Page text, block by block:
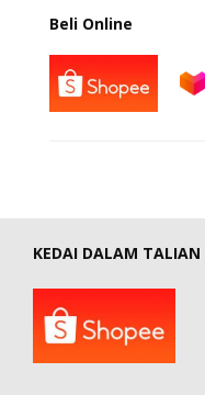
Beli Online
KEDAI DALAM TALIAN